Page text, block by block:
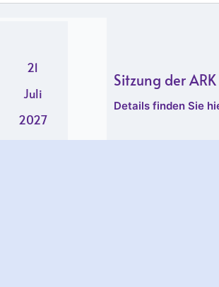
21
Juli
2027
Sitzung der ARK
Details finden Sie